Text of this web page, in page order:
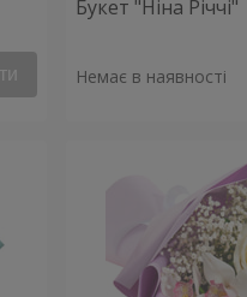
Букет "Ніна Річчі"
Немає в наявності